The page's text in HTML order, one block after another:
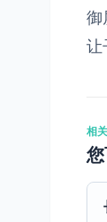
御
让
相